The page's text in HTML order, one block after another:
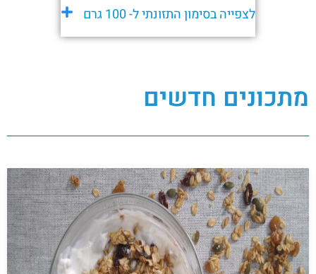
לצפייה בסימון התזונתי ל- 100 גרם
מתכונים חדשים